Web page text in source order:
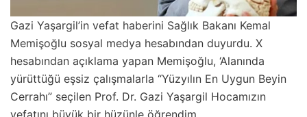
Gazi Yaşargil’in vefat haberini Sağlık Bakanı Kemal
Memişoğlu sosyal medya hesabından duyurdu. X
hesabından açıklama yapan Memişoğlu, ‘Alanında
yürüttüğü eşsiz çalışmalarla “Yüzyılın En Uygun Beyin
Cerrahı” seçilen Prof. Dr. Gazi Yaşargil Hocamızın